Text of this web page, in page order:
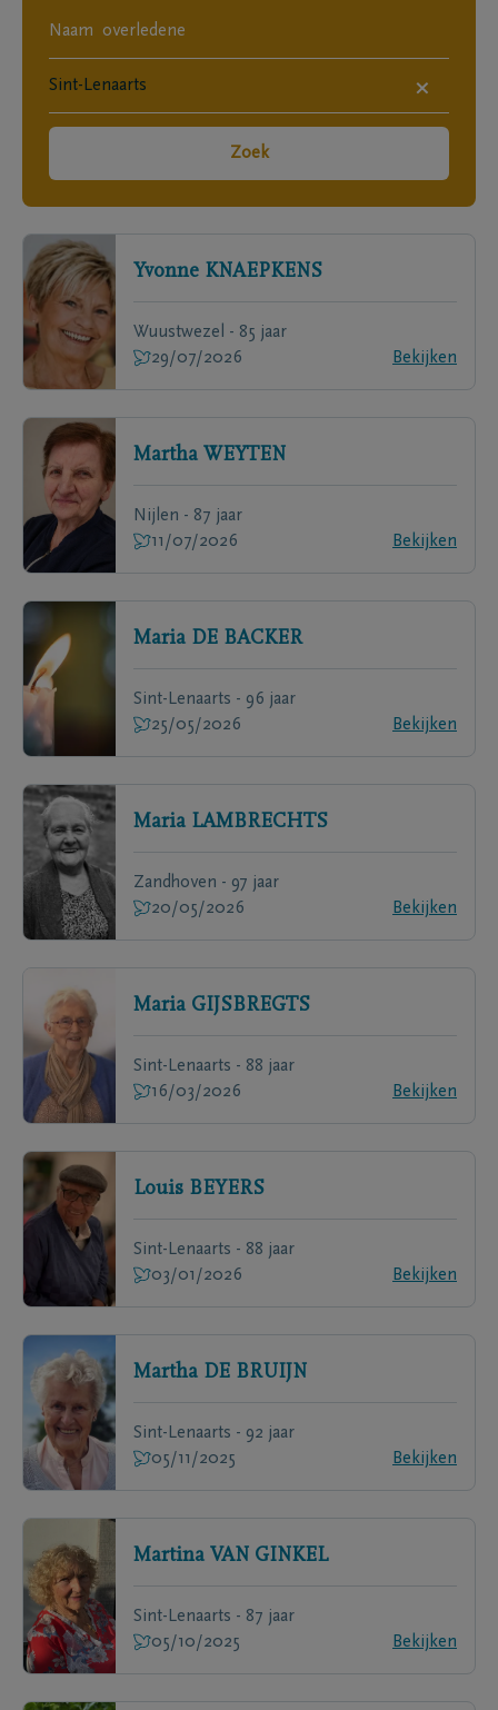
×
Zoek
Yvonne KNAEPKENS
Wuustwezel - 85 jaar
29/07/2026
Bekijken
Martha WEYTEN
Nijlen - 87 jaar
11/07/2026
Bekijken
Maria DE BACKER
Sint-Lenaarts - 96 jaar
25/05/2026
Bekijken
Maria LAMBRECHTS
Zandhoven - 97 jaar
20/05/2026
Bekijken
Maria GIJSBREGTS
Sint-Lenaarts - 88 jaar
16/03/2026
Bekijken
Louis BEYERS
Sint-Lenaarts - 88 jaar
03/01/2026
Bekijken
Martha DE BRUIJN
Sint-Lenaarts - 92 jaar
05/11/2025
Bekijken
Martina VAN GINKEL
Sint-Lenaarts - 87 jaar
05/10/2025
Bekijken